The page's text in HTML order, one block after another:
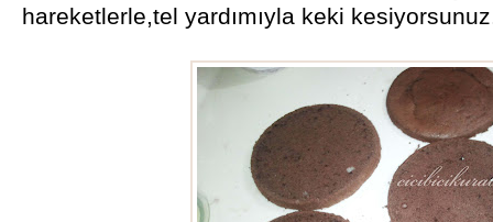
hareketlerle,tel yardımıyla keki